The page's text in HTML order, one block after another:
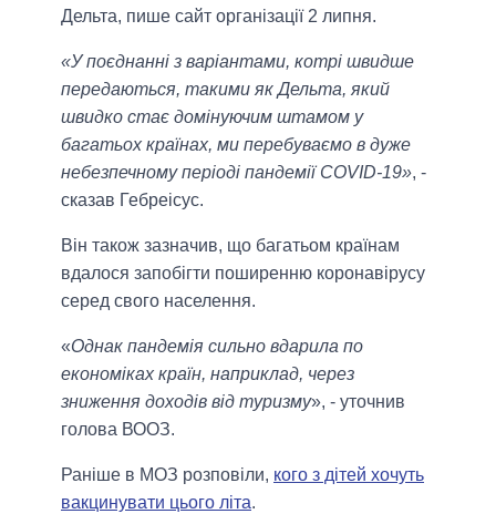
Дельта, пише сайт організації 2 липня.
«У поєднанні з варіантами, котрі швидше
передаються, такими як Дельта, який
швидко стає домінуючим штамом у
багатьох країнах, ми перебуваємо в дуже
небезпечному періоді пандемії COVID-19», -
сказав Гебреісус.
Він також зазначив, що багатьом країнам
вдалося запобігти поширенню коронавірусу
серед свого населення.
«Однак пандемія сильно вдарила по
економіках країн, наприклад, через
зниження доходів від туризму», - уточнив
голова ВООЗ.
Раніше в МОЗ розповіли, кого з дітей хочуть
вакцинувати цього літа.